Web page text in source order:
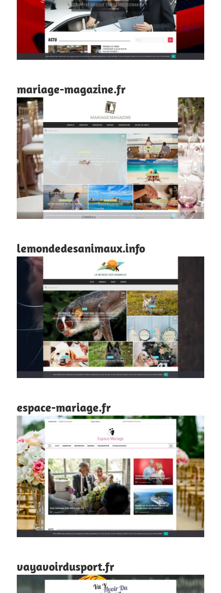
mariage-magazine.fr
lemondedesanimaux.info
espace-mariage.fr
vayavoirdusport.fr